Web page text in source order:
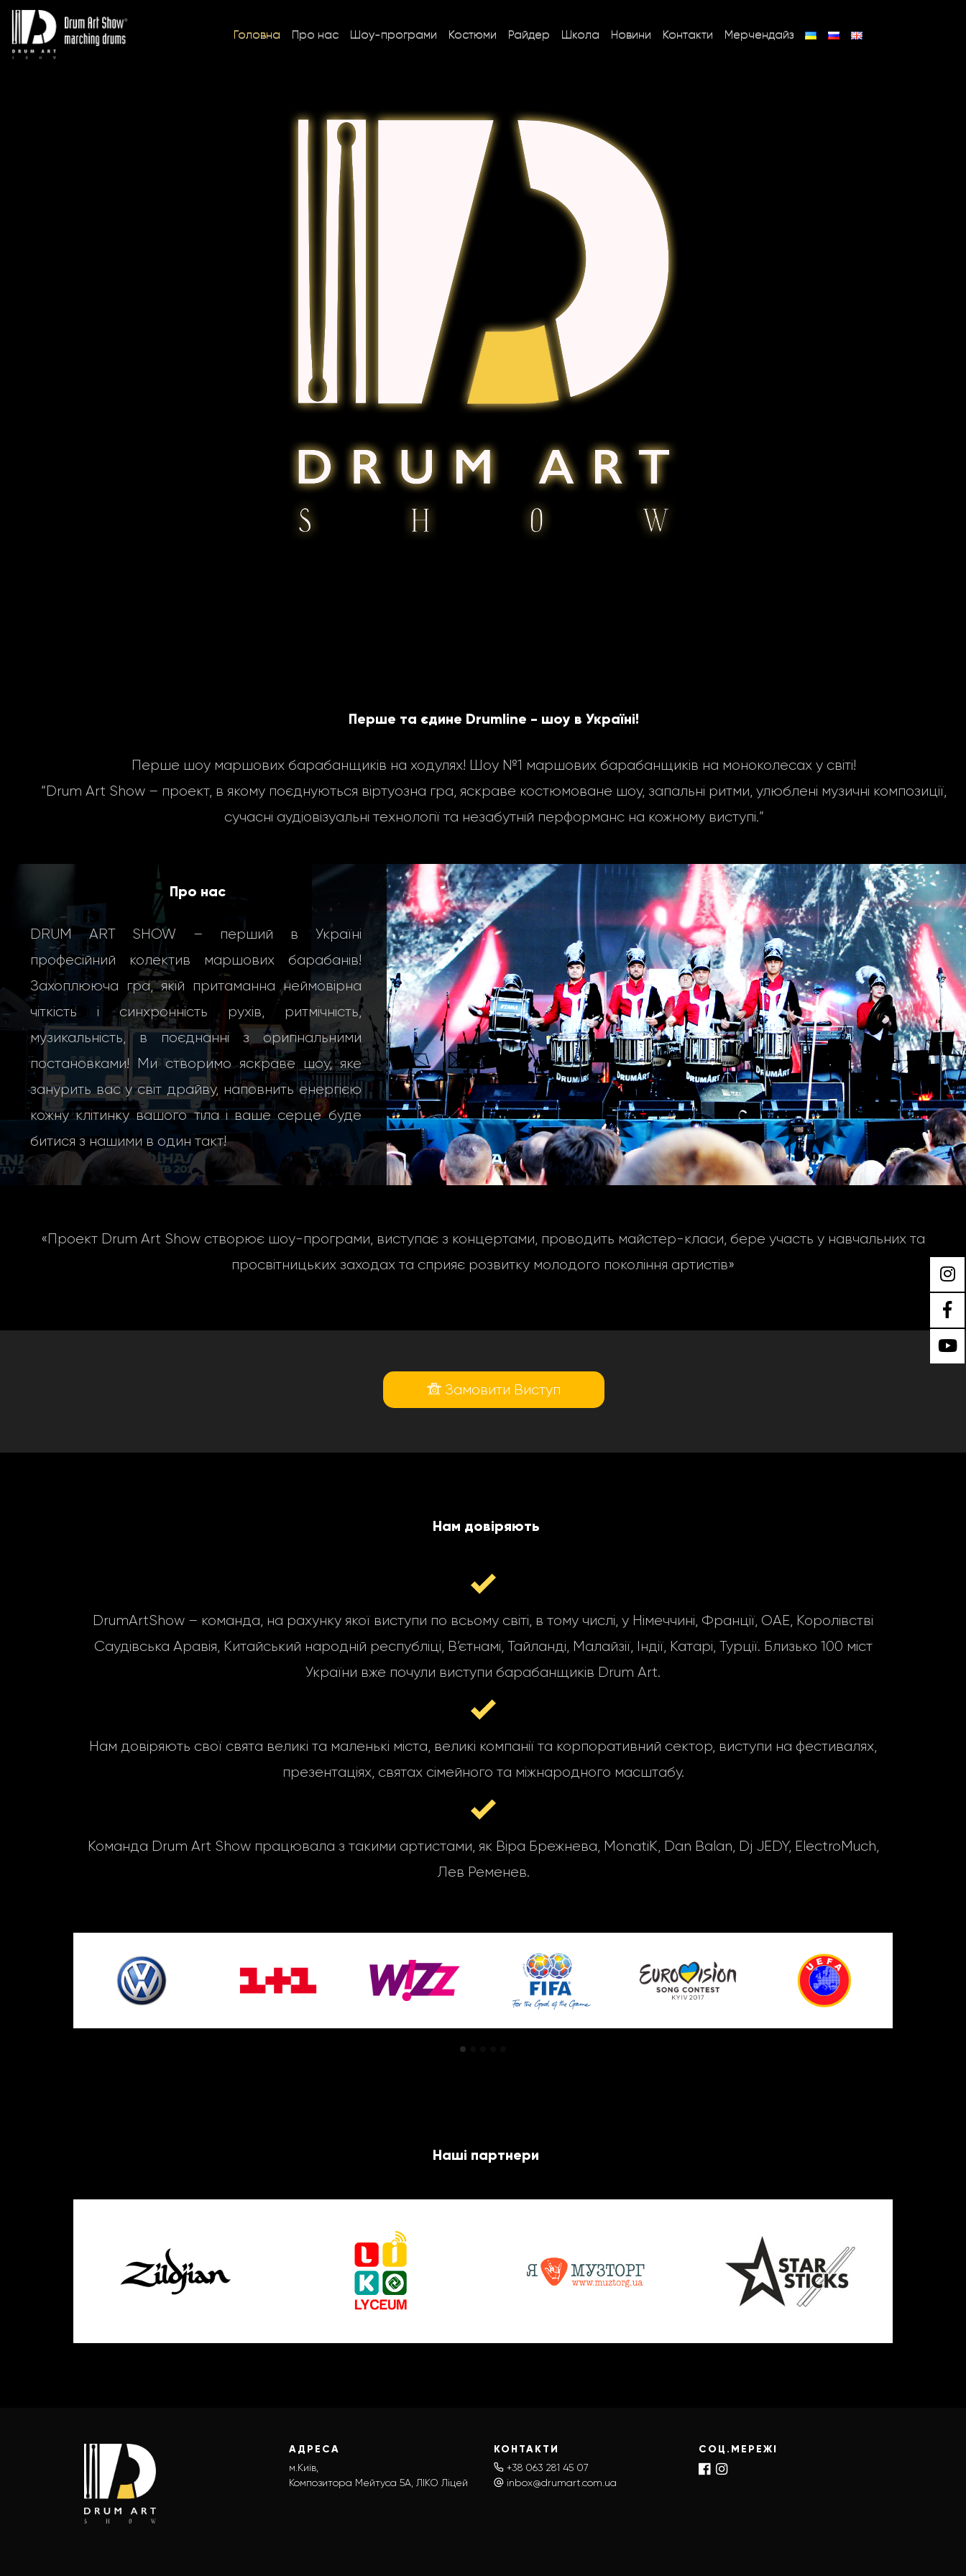
Головна Про нас Шоу-програми Костюми Райдер Школа Новини Контакти Мерчендайз
Перше та єдине Drumline - шоу в Україні!
Перше шоу маршових барабанщиків на ходулях! Шоу №1 маршових барабанщиків на моноколесах у світі!
“Drum Art Show – проект, в якому поєднуються віртуозна гра, яскраве костюмоване шоу, запальні ритми, улюблені музичні композиції,
сучасні аудіовізуальні технології та незабутній перформанс на кожному виступі.”
Про нас
DRUM ART SHOW – перший в Україні
професійний колектив маршових барабанів!
Захоплююча гра, якій притаманна неймовірна
чіткість і синхронність рухів, ритмічність,
музикальність, в поєднанні з оригінальними
постановками! Ми створимо яскраве шоу, яке
занурить вас у світ драйву, наповнить енергією
кожну клітинку вашого тіла і ваше серце буде
битися з нашими в один такт!
«Проект Drum Art Show створює шоу-програми, виступає з концертами, проводить майстер-класи, бере участь у навчальних та
просвітницьких заходах та сприяє розвитку молодого покоління артистів»
Замовити Виступ
Нам довіряють
DrumArtShow – команда, на рахунку якої виступи по всьому світі, в тому числі, у Німеччині, Франції, ОАЕ, Королівстві
Саудівська Аравія, Китайський народній республіці, В’єтнамі, Тайланді, Малайзії, Індії, Катарі, Турції. Близько 100 міст
України вже почули виступи барабанщиків Drum Art.
Нам довіряють свої свята великі та маленькі міста, великі компанії та корпоративний сектор, виступи на фестивалях,
презентаціях, святах сімейного та міжнародного масштабу.
Команда Drum Art Show працювала з такими артистами, як Віра Брежнева, MonatiK, Dan Balan, Dj JEDY, ElectroMuch,
Лев Ременев.
Наші партнери
АДРЕСА
м.Київ,
Композитора Мейтуса 5А, ЛІКО Ліцей
КОНТАКТИ
+38 063 281 45 07
inbox@drumart.com.ua
СОЦ.МЕРЕЖІ